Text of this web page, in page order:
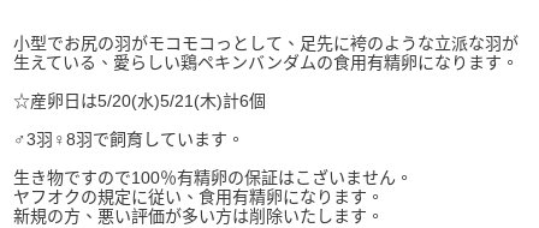
小型でお尻の羽がモコモコっとして、足先に袴のような立派な羽が
生えている、愛らしい鶏ペキンバンダムの食用有精卵になります。
☆産卵日は5/20(水)5/21(木)計6個
♂3羽♀8羽で飼育しています。
生き物ですので100％有精卵の保証はこざいません。
ヤフオクの規定に従い、食用有精卵になります。
新規の方、悪い評価が多い方は削除いたします。